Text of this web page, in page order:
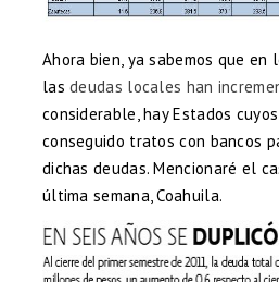
Ahora bien, ya sabemos que en
lasdeudas locales han
considerable, hay Estados
conseguido tratos con bancos
dichas deudas. Mencionaré el
última semana, Coahuila.